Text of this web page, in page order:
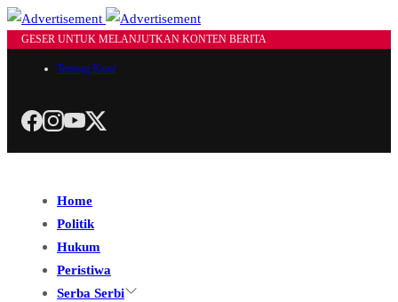
GESER UNTUK MELANJUTKAN KONTEN BERITA
Tentang Kami
Home
Politik
Hukum
Peristiwa
Serba Serbi